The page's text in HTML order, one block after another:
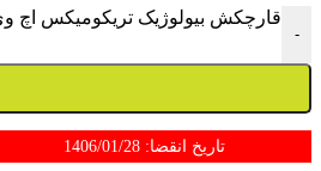
-
قارچکش بیولوژیک تریکومیکس اچ
تاریخ انقضا: 1406/01/28